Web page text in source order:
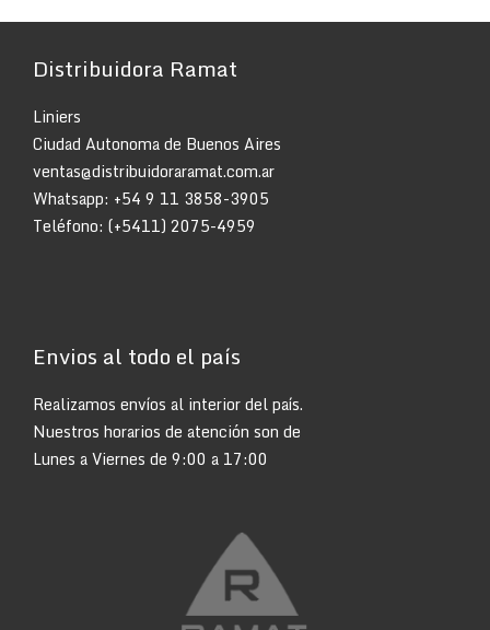
Distribuidora Ramat
Liniers
Ciudad Autonoma de Buenos Aires
ventas@distribuidoraramat.com.ar
Whatsapp: +54 9 11 3858-3905
Teléfono: (+5411) 2075-4959
Envios al todo el país
Realizamos envíos al interior del país.
Nuestros horarios de atención son de
Lunes a Viernes de 9:00 a 17:00